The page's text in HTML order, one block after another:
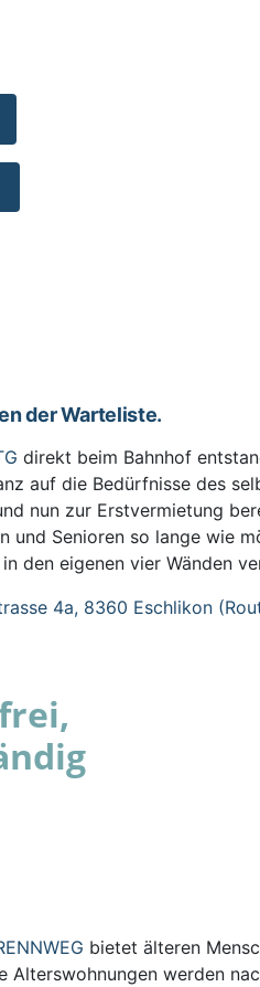
der Warteliste.
direkt beim Bahnhof
auf die Bedürfnisse des
nun zur Erstvermietung
und Senioren so lange wie
den eigenen vier Wänden
4a, 8360 Eschlikon
bietet älteren
Alterswohnungen werden